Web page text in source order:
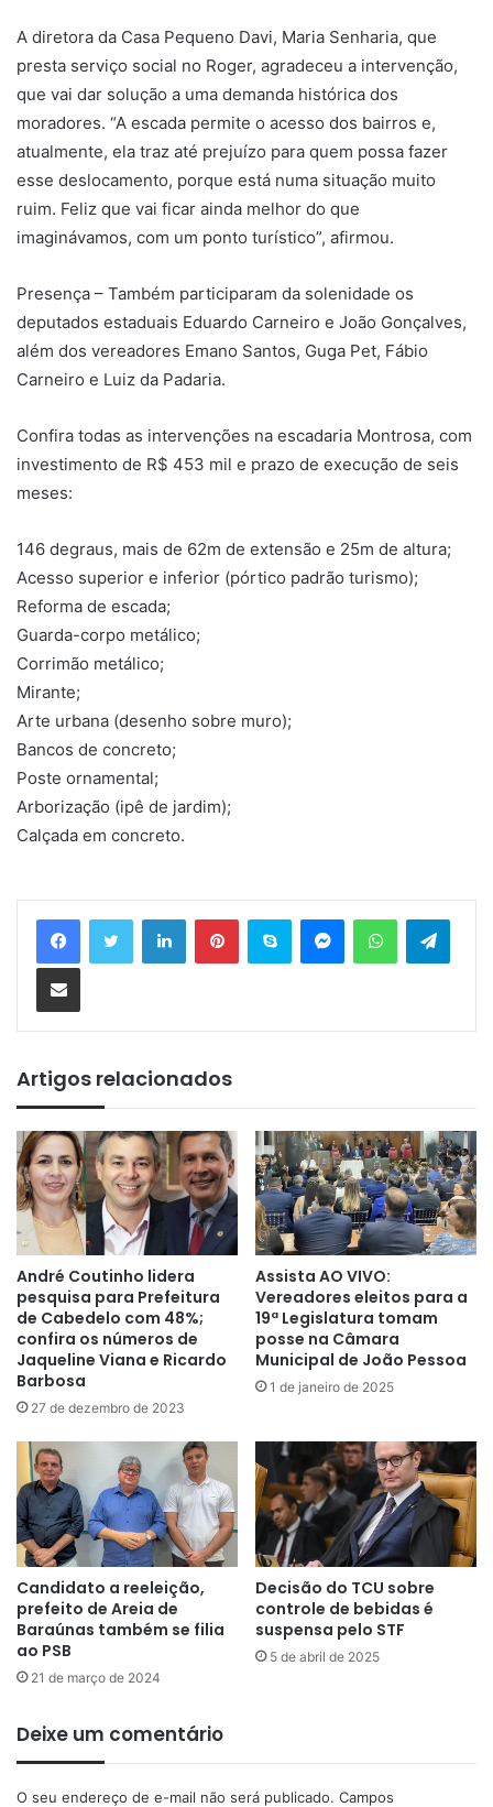
A diretora da Casa Pequeno Davi, Maria Senharia, que
presta serviço social no Roger, agradeceu a intervenção,
que vai dar solução a uma demanda histórica dos
moradores. “A escada permite o acesso dos bairros e,
atualmente, ela traz até prejuízo para quem possa fazer
esse deslocamento, porque está numa situação muito
ruim. Feliz que vai ficar ainda melhor do que
imaginávamos, com um ponto turístico”, afirmou.
Presença – Também participaram da solenidade os
deputados estaduais Eduardo Carneiro e João Gonçalves,
além dos vereadores Emano Santos, Guga Pet, Fábio
Carneiro e Luiz da Padaria.
Confira todas as intervenções na escadaria Montrosa, com
investimento de R$ 453 mil e prazo de execução de seis
meses:
146 degraus, mais de 62m de extensão e 25m de altura;
Acesso superior e inferior (pórtico padrão turismo);
Reforma de escada;
Guarda-corpo metálico;
Corrimão metálico;
Mirante;
Arte urbana (desenho sobre muro);
Bancos de concreto;
Poste ornamental;
Arborização (ipê de jardim);
Calçada em concreto.
Artigos relacionados
André Coutinho lidera
pesquisa para Prefeitura
de Cabedelo com 48%;
confira os números de
Jaqueline Viana e Ricardo
Barbosa
27 de dezembro de 2023
Assista AO VIVO:
Vereadores eleitos para a
19ª Legislatura tomam
posse na Câmara
Municipal de João Pessoa
1 de janeiro de 2025
Candidato a reeleição,
prefeito de Areia de
Baraúnas também se filia
ao PSB
21 de março de 2024
Decisão do TCU sobre
controle de bebidas é
suspensa pelo STF
5 de abril de 2025
Deixe um comentário
O seu endereço de e-mail não será publicado. Campos